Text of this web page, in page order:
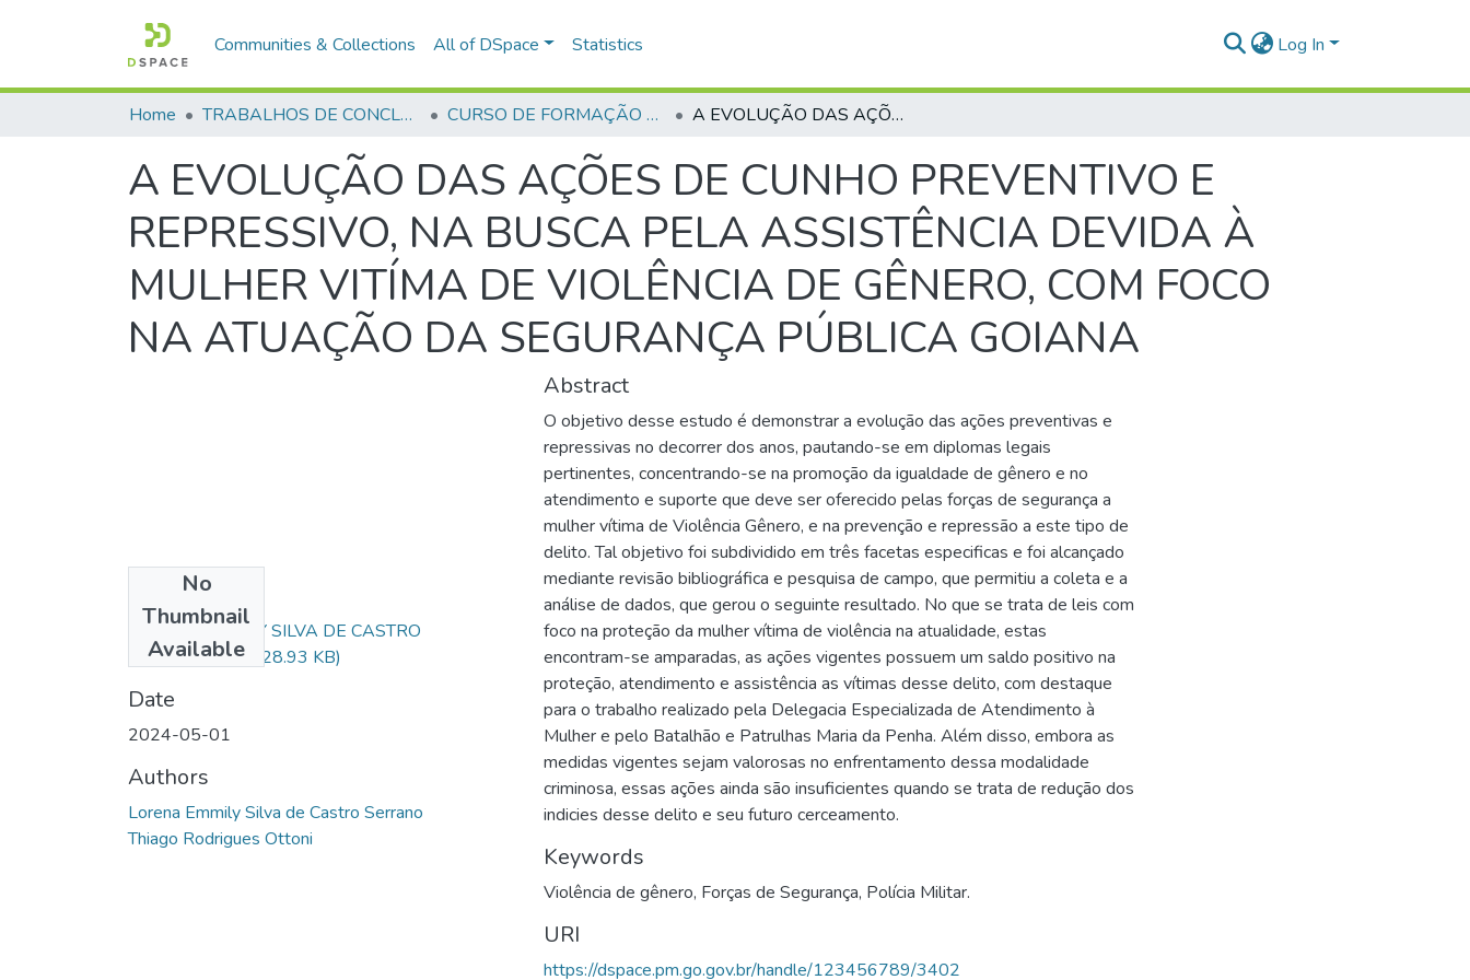
Communities & Collections All of DSpace Statistics Log In
Home TRABALHOS DE CONCLUSÃO DE CURSO - CFP (CURSO DE FORMAÇÃO DE PRAÇAS) CURSO DE FORMAÇÃO DE PRAÇAS - CFP - 2024 A EVOLUÇÃO DAS AÇÕES DE CUNHO PREVENTIVO E REPRESSIVO, NA BUSCA PELA ASSISTÊNCIA DEVIDA À MULHER VITÍMA DE VIOLÊNCIA DE GÊNERO, COM FOCO NA ATUAÇÃO DA SEGURANÇA PÚBLICA GOIANA
A EVOLUÇÃO DAS AÇÕES DE CUNHO PREVENTIVO E
REPRESSIVO, NA BUSCA PELA ASSISTÊNCIA DEVIDA À
MULHER VITÍMA DE VIOLÊNCIA DE GÊNERO, COM FOCO
NA ATUAÇÃO DA SEGURANÇA PÚBLICA GOIANA
No
Thumbnail
Available
LORENA EMMILY SILVA DE CASTRO
SERRANO.pdf(828.93 KB)
Date
2024-05-01
Authors
Lorena Emmily Silva de Castro Serrano
Thiago Rodrigues Ottoni
Abstract
O objetivo desse estudo é demonstrar a evolução das ações preventivas e
repressivas no decorrer dos anos, pautando-se em diplomas legais
pertinentes, concentrando-se na promoção da igualdade de gênero e no
atendimento e suporte que deve ser oferecido pelas forças de segurança a
mulher vítima de Violência Gênero, e na prevenção e repressão a este tipo de
delito. Tal objetivo foi subdividido em três facetas especificas e foi alcançado
mediante revisão bibliográfica e pesquisa de campo, que permitiu a coleta e a
análise de dados, que gerou o seguinte resultado. No que se trata de leis com
foco na proteção da mulher vítima de violência na atualidade, estas
encontram-se amparadas, as ações vigentes possuem um saldo positivo na
proteção, atendimento e assistência as vítimas desse delito, com destaque
para o trabalho realizado pela Delegacia Especializada de Atendimento à
Mulher e pelo Batalhão e Patrulhas Maria da Penha. Além disso, embora as
medidas vigentes sejam valorosas no enfrentamento dessa modalidade
criminosa, essas ações ainda são insuficientes quando se trata de redução dos
indicies desse delito e seu futuro cerceamento.
Keywords
Violência de gênero, Forças de Segurança, Polícia Militar.
URI
https://dspace.pm.go.gov.br/handle/123456789/3402